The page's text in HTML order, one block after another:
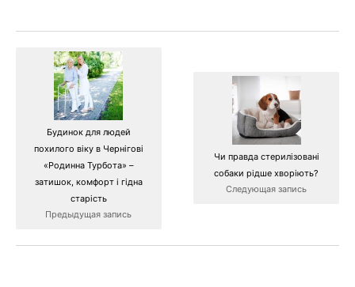
Будинок для людей
похилого віку в Чернігові
«Родинна Турбота» –
затишок, комфорт і гідна
старість
Предыдущая запись
Чи правда стерилізовані
собаки рідше хворіють?
Следующая запись